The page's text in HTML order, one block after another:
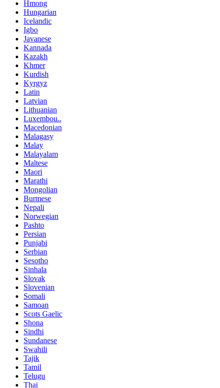
Hmong
Hungarian
Icelandic
Igbo
Javanese
Kannada
Kazakh
Khmer
Kurdish
Kyrgyz
Latin
Latvian
Lithuanian
Luxembou..
Macedonian
Malagasy
Malay
Malayalam
Maltese
Maori
Marathi
Mongolian
Burmese
Nepali
Norwegian
Pashto
Persian
Punjabi
Serbian
Sesotho
Sinhala
Slovak
Slovenian
Somali
Samoan
Scots Gaelic
Shona
Sindhi
Sundanese
Swahili
Tajik
Tamil
Telugu
Thai